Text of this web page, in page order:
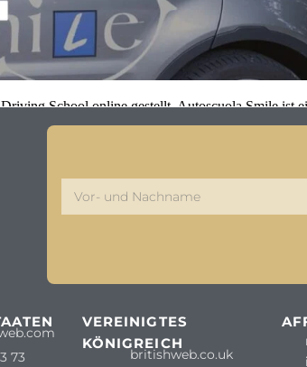
School online gestellt. Autoscuola Smile ist
73
VEREINIGTES
KÖNIGREICH
britishweb.co.uk